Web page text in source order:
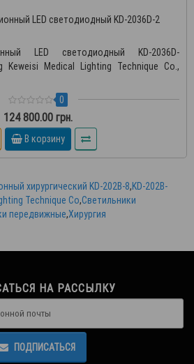
LED светодиодный KD-2036D-2
LED светодиодный KD-2036D-
Keweisi Medical Lighting Technique Co.,
0
124 800.00 грн.
В корзину
хирургический KD-202B-8,KD-202B-
Technique Co,Светильники
передвижные,Хирургия
НА РАССЫЛКУ
ПОДПИСАТЬСЯ